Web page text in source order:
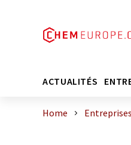
ACTUALITÉS
Home Entreprises